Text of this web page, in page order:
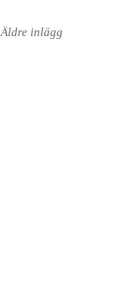
Äldre inlägg